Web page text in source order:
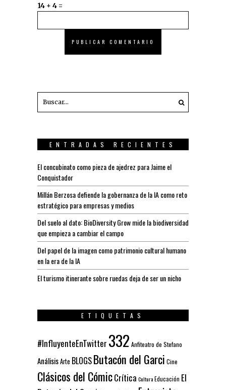
14 + 4 =
ENTRADAS RECIENTES
El concubinato como pieza de ajedrez para Jaime el
Conquistador
Millán Berzosa defiende la gobernanza de la IA como reto
estratégico para empresas y medios
Del suelo al dato: BioDiversity Grow mide la biodiversidad
que empieza a cambiar el campo
Del papel de la imagen como patrimonio cultural humano
en la era de la IA
El turismo itinerante sobre ruedas deja de ser un nicho
ETIQUETAS
#InfluyenteEnTwitter 332 Anfiteatro de Stefano
AnálisisArte BLOGSButacón del Garci Cine
Clásicos del CómicCrítica CulturaEducación El